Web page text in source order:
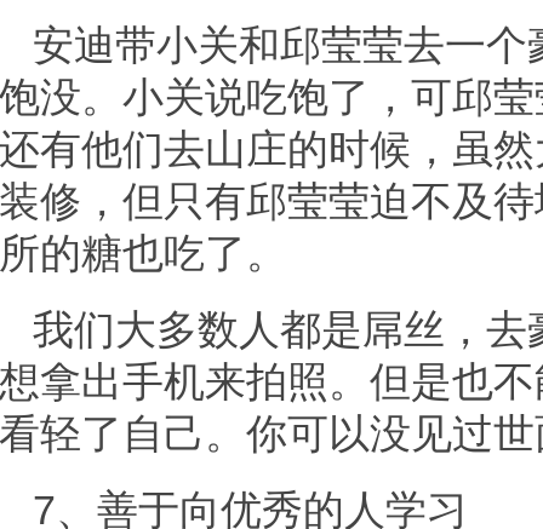
安迪带小关和邱莹莹去一
饱没。小关说吃饱了，可邱
还有他们去山庄的时候，虽
装修，但只有邱莹莹迫不及
所的糖也吃了。
我们大多数人都是屌丝，
想拿出手机来拍照。但是也
看轻了自己。你可以没见过
7、善于向优秀的人学习